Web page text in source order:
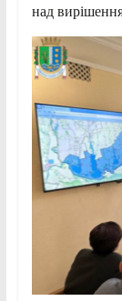
над